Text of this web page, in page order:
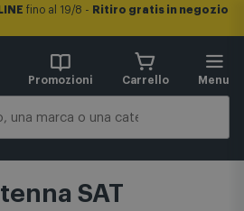
fino al 19/8 - Ritiro gratis in negozio
Promozioni Carrello Menu
SAT